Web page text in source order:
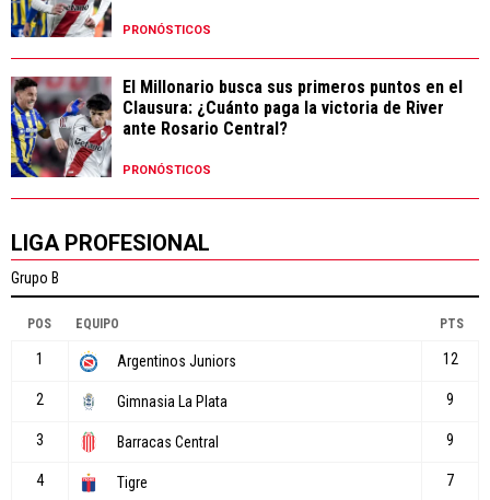
PRONÓSTICOS
El Millonario busca sus primeros puntos en el
Clausura: ¿Cuánto paga la victoria de River
ante Rosario Central?
PRONÓSTICOS
LIGA PROFESIONAL